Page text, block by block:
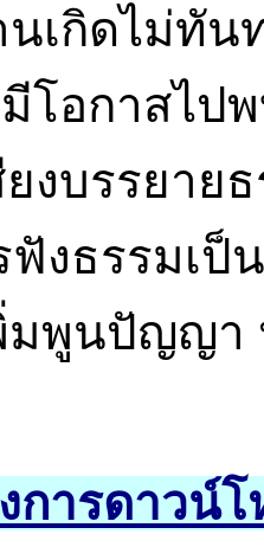
กิดไม่ทันท่
โอกาสไป
งบรรยาย
งธรรมเป็
มพูนปัญญา
การดาวน์